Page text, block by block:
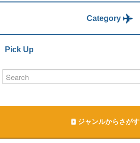
Category
Pick Up
ジャンルからさがす